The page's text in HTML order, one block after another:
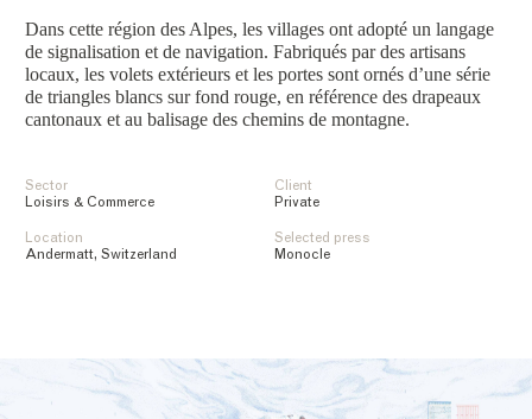
Dans cette région des Alpes, les villages ont adopté un langage
de signalisation et de navigation. Fabriqués par des artisans
locaux, les volets extérieurs et les portes sont ornés d’une série
de triangles blancs sur fond rouge, en référence des drapeaux
cantonaux et au balisage des chemins de montagne.
Sector
Loisirs & Commerce
Client
Private
Location
Andermatt, Switzerland
Selected press
Monocle